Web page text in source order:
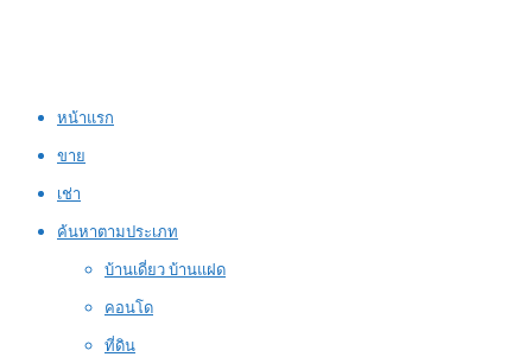
หน้าแรก
ขาย
เช่า
ค้นหาตามประเภท
บ้านเดี่ยว บ้านแฝด
คอนโด
ที่ดิน